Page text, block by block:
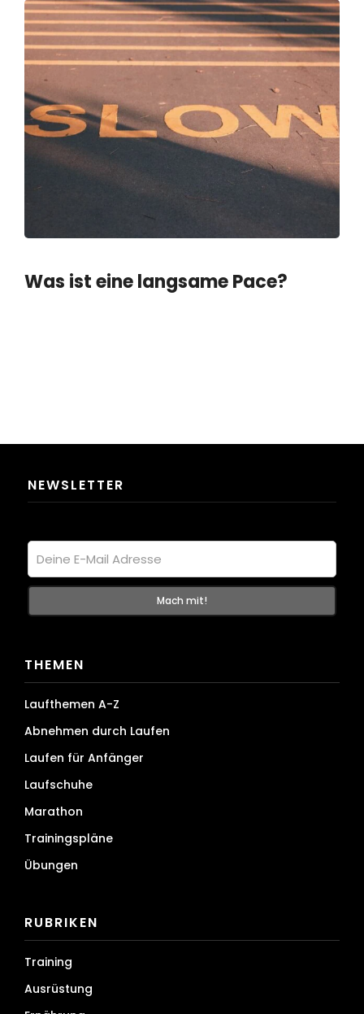
Was ist eine langsame Pace?
NEWSLETTER
THEMEN
Laufthemen A-Z
Abnehmen durch Laufen
Laufen für Anfänger
Laufschuhe
Marathon
Trainingspläne
Übungen
RUBRIKEN
Training
Ausrüstung